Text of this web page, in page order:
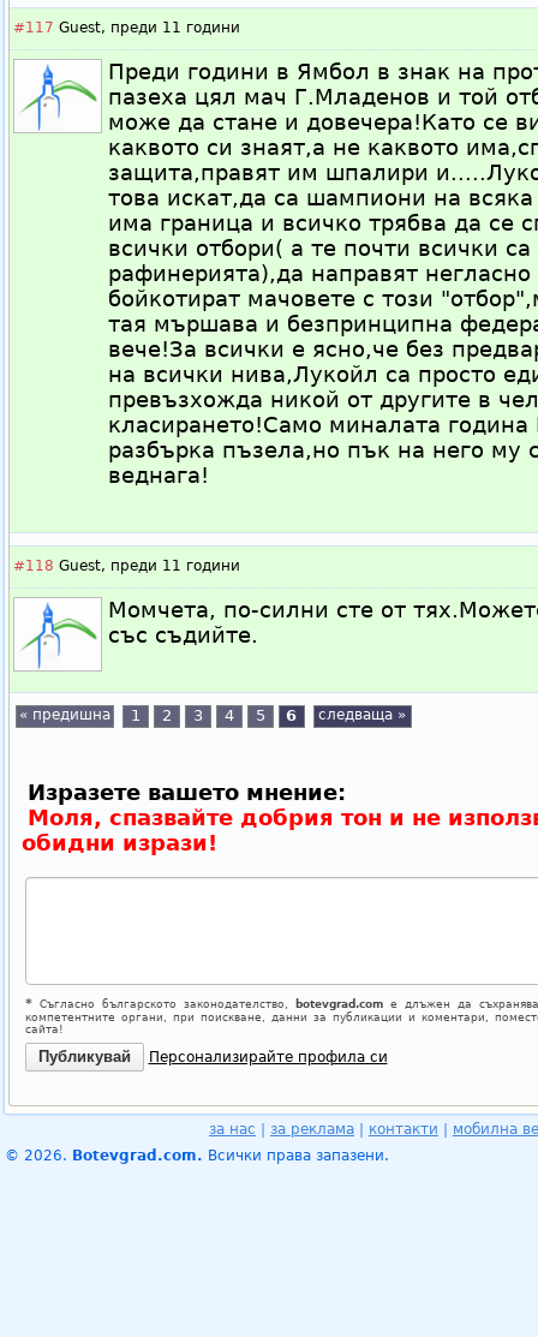
#117 Guest, преди 11 години
Преди години в Ямбол в знак на
пазеха цял мач Г.Младенов и той
може да стане и довечера!Като се
каквото си знаят,а не каквото
защита,правят им шпалири
това искат,да са шампиони на
има граница и всичко трябва да се
всички отбори( а те почти всички
рафинерията),да направят
бойкотират мачовете с този
тая мършава и безпринципна
вече!За всички е ясно,че без
на всички нива,Лукойл са просто
превъзхожда никой от другите в
класирането!Само миналата година
разбърка пъзела,но пък на него му
веднага!
#118 Guest, преди 11 години
Момчета, по-силни сте от
със съдийте.
« предишна 1 2 3 4 5 6 следваща »
Изразете вашето мнение:
Моля, спазвайте добрия тон и не
обидни изрази!
*Съгласно българското законодателство, botevgrad.comе длъжен да
компетентните органи, при поискване, данни за публикации и коментари,
сайта!
Персонализирайте профила си
за нас за реклама контакти
мобилна
© 2026. Botevgrad.com. Всички права запазени.